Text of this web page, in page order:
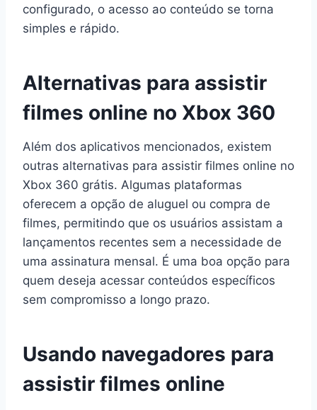
configurado, o acesso ao conteúdo se torna
simples e rápido.
Alternativas para assistir
filmes online no Xbox 360
Além dos aplicativos mencionados, existem
outras alternativas para assistir filmes online no
Xbox 360 grátis. Algumas plataformas
oferecem a opção de aluguel ou compra de
filmes, permitindo que os usuários assistam a
lançamentos recentes sem a necessidade de
uma assinatura mensal. É uma boa opção para
quem deseja acessar conteúdos específicos
sem compromisso a longo prazo.
Usando navegadores para
assistir filmes online